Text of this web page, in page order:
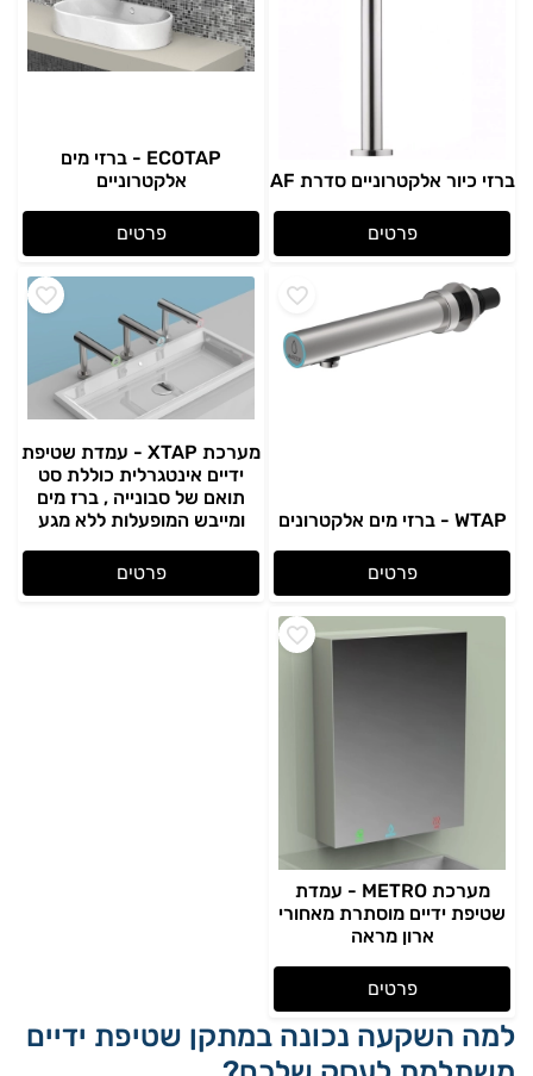
ברזי כיור אלקטרוניים סדרת AF
פרטים
ECOTAP - ברזי מים
אלקטרוניים
פרטים
WTAP - ברזי מים אלקטרונים
פרטים
מערכת XTAP - עמדת שטיפת
ידיים אינטגרלית כוללת סט
תואם של סבונייה , ברז מים
ומייבש המופעלות ללא מגע
פרטים
מערכת METRO - עמדת
שטיפת ידיים מוסתרת מאחורי
ארון מראה
פרטים
למה השקעה נכונה במתקן שטיפת ידיים